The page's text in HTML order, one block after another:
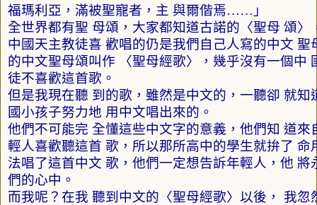
福瑪利亞，滿被聖寵者，主 與爾偕焉……」
全世界都有聖 母頌，大家都知道古諾的〈聖母 頌〉
中國天主教徒喜 歡唱的仍是我們自己人寫的中文 聖
的中文聖母頌叫作 〈聖母經歌〉，幾乎沒有一個中
徒不喜歡這首歌。
但是我現在聽 到的歌，雖然是中文的，一聽卻 就知
國小孩子努力地 用中文唱出來的。
他們不可能完 全懂這些中文字的意義，他們知 道來
輕人喜歡聽這首 歌，所以那所高中的學生就拚了 命
法唱了這首中文 歌，他們一定想告訴年輕人，他 將
們的心中。
而我呢？在我 聽到中文的〈聖母經歌〉以後， 我忽